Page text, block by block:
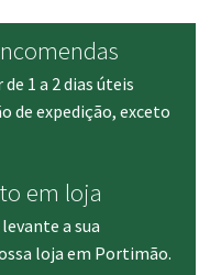
1 a 2 dias úteis
de expedição, exceto
em loja
a sua
loja em Portimão.